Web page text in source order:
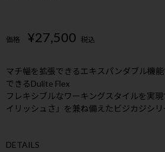
価格 ¥27,500 税込
マチ幅を拡張できるエキスパンダブル機
できるDulite Flex
フレキシブルなワーキングスタイルを実
イリッシュさ」を兼ね備えたビジカジシリ
DETAILS